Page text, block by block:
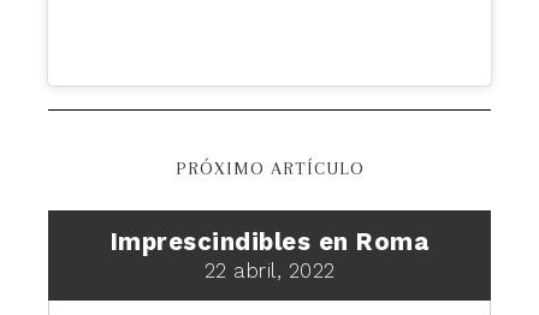
PRÓXIMO ARTÍCULO
Imprescindibles en Roma
22 abril, 2022